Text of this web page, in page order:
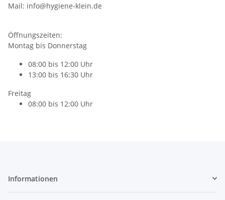
Mail: info@hygiene-klein.de
Öffnungszeiten:
Montag bis Donnerstag
08:00 bis 12:00 Uhr
13:00 bis 16:30 Uhr
Freitag
08:00 bis 12:00 Uhr
Informationen